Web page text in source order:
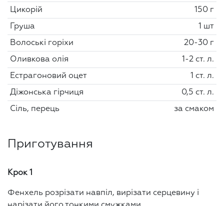
Цикорій 150 г
Груша 1 шт
Волоські горіхи 20-30 г
Оливкова олія 1-2 ст. л.
Естрагоновий оцет 1 ст. л.
Діжонська гірчиця 0,5 ст. л.
Сіль, перець за смаком
Приготування
Крок 1
Фенхель розрізати навпіл, вирізати серцевину і